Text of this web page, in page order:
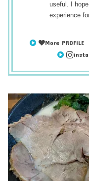
useful. I
experience
More PROFILE